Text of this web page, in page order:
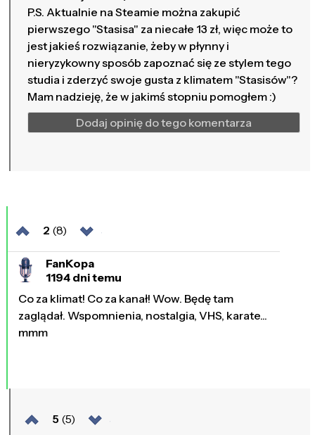
P.S. Aktualnie na Steamie można zakupić
pierwszego "Stasisa" za niecałe 13 zł, więc może to
jest jakieś rozwiązanie, żeby w płynny i
nieryzykowny sposób zapoznać się ze stylem tego
studia i zderzyć swoje gusta z klimatem "Stasisów"?
Mam nadzieję, że w jakimś stopniu pomogłem :)
Dodaj opinię do tego komentarza
2 (8)
FanKopa
1194 dni temu
Co za klimat! Co za kanał! Wow. Będę tam
zaglądał. Wspomnienia, nostalgia, VHS, karate...
mmm
5 (5)